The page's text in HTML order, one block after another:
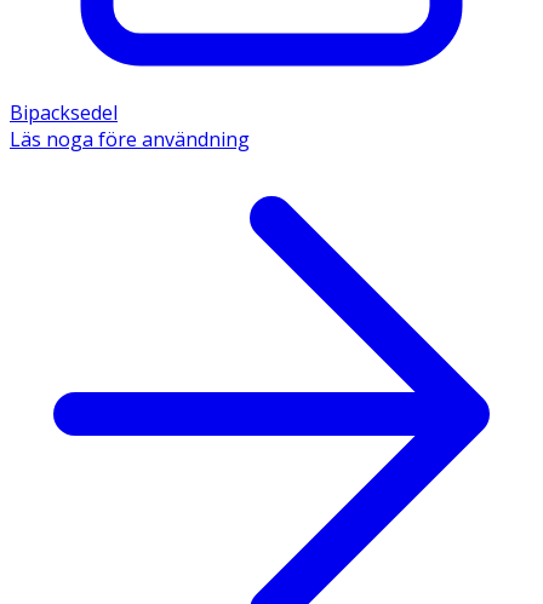
Bipacksedel
Läs noga före användning